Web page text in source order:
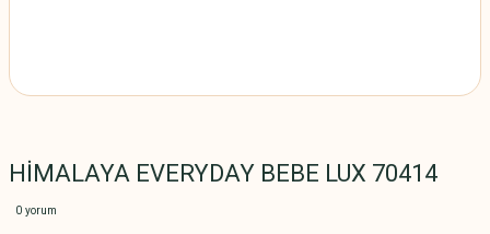
HİMALAYA EVERYDAY BEBE LUX 70414
0 yorum